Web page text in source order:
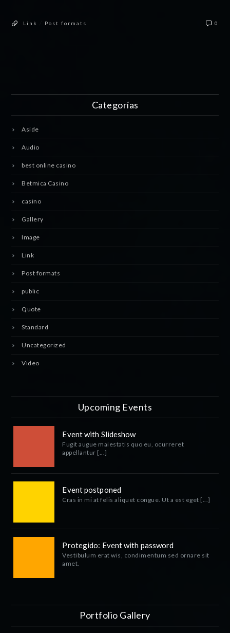
Link Post formats 0
Categorías
Aside
Audio
best online casino
Betmica Casino
casino
Gallery
Image
Link
Post formats
public
Quote
Standard
Uncategorized
Video
Upcoming Events
Event with Slideshow
Fugit augue maiestatis quo eu, ocurreret
appellantur [...]
Event postponed
Cras in mi at felis aliquet congue. Ut a est eget [...]
Protegido: Event with password
Vestibulum erat wis, condimentum sed ornare sit
amet.
Portfolio Gallery